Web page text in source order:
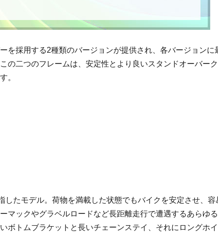
を採用する2種類のバージョンが提供され、各バージョンに
の二つのフレームは、安定性とより良いスタンドオーバーク
。
たモデル。荷物を満載した状態でもバイクを安定させ、容
マックやグラベルロードなど長距離走行で遭遇するあらゆる
ボトムブラケットと長いチェーンステイ、それにロングホイ